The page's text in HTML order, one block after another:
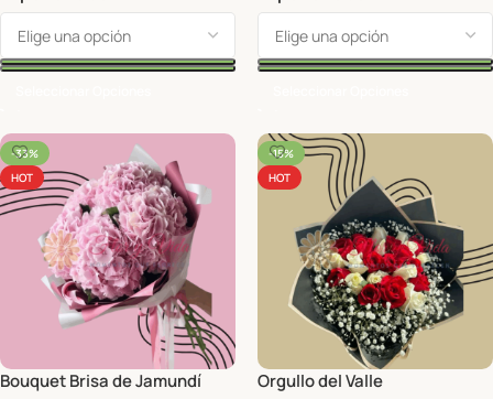
-33%
HOT
Bouquet Brisa de Jamundí
-15%
HOT
Orgullo del Valle